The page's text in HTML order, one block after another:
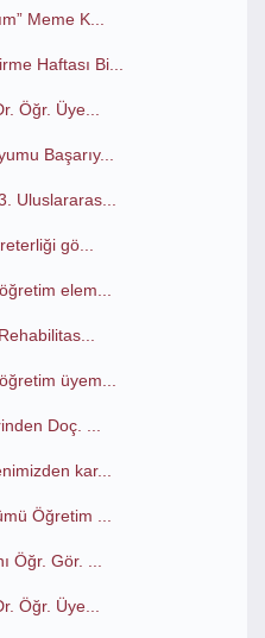
Meme K...
Haftası Bi...
Öğr. Üye...
Başarıy...
Uluslararas...
gö...
elem...
üyem...
Doç. ...
kar...
Öğretim ...
Öğr. Gör. ...
Öğr. Üye...